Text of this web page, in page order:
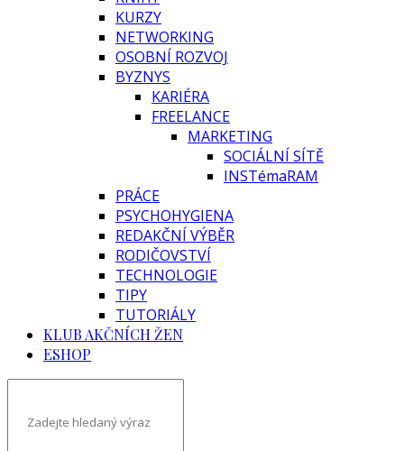
KURZY
NETWORKING
OSOBNÍ ROZVOJ
BYZNYS
KARIÉRA
FREELANCE
MARKETING
SOCIÁLNÍ SÍTĚ
INSTémaRAM
PRÁCE
PSYCHOHYGIENA
REDAKČNÍ VÝBĚR
RODIČOVSTVÍ
TECHNOLOGIE
TIPY
TUTORIÁLY
KLUB AKČNÍCH ŽEN
ESHOP